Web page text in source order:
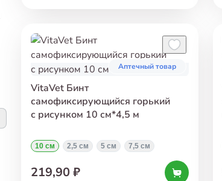
Аптечный товар
VitaVet Бинт
самофиксирующийся горький
с рисунком 10 см*4,5 м
10 см 2,5 см 5 см 7,5 см
219,90 ₽